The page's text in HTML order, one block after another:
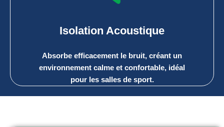
Isolation Acoustique
Absorbe efficacement le bruit, créant un
environnement calme et confortable, idéal
pour les salles de sport.